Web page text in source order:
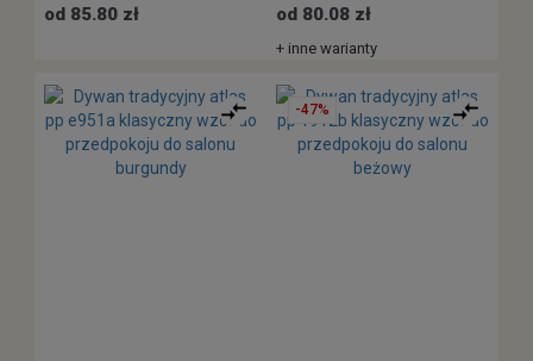
od 85.80 zł od 80.08 zł
+ inne warianty
-47%